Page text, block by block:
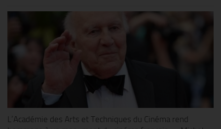
L’Académie des Arts et Techniques du Cinéma rend